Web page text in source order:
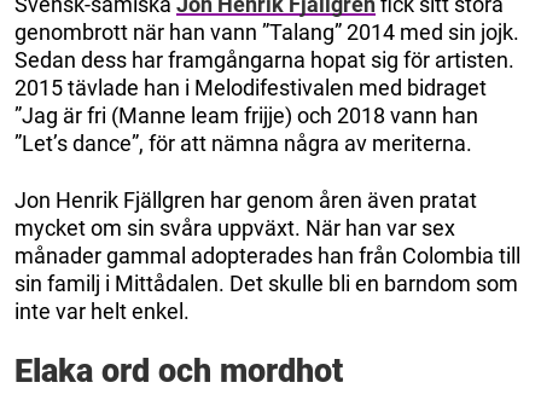
genombrott när han vann ”Talang” 2014 med sin jojk.
Sedan dess har framgångarna hopat sig för artisten.
2015 tävlade han i Melodifestivalen med bidraget
”Jag är fri (Manne leam frijje) och 2018 vann han
”Let’s dance”, för att nämna några av meriterna.
Jon Henrik Fjällgren har genom åren även pratat
mycket om sin svåra uppväxt. När han var sex
månader gammal adopterades han från Colombia till
sin familj i Mittådalen. Det skulle bli en barndom som
inte var helt enkel.
Elaka ord och mordhot